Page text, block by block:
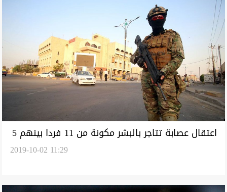
اعتقال عصابة تتاجر بالبشر مكونة من 11 فردا بينهم 5
2019-10-02 11:29